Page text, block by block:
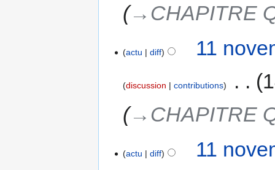
→‎CHAPITRE
actu diff 11
discussion contributions
→‎CHAPITRE
actu diff 11